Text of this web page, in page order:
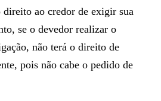
direito ao credor de exigir sua
se o devedor realizar o
não terá o direito de
pois não cabe o pedido de